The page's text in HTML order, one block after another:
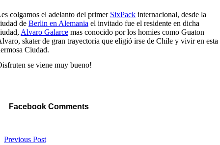
colgamos el adelanto del primer SixPack internacional, desde la
de Berlin en Alemania el invitado fue el residente en dicha
Alvaro Galarce mas conocido por los homies como Guaton
skater de gran trayectoria que eligió irse de Chile y vivir en esta
Ciudad.
se viene muy bueno!
Facebook Comments
Previous Post